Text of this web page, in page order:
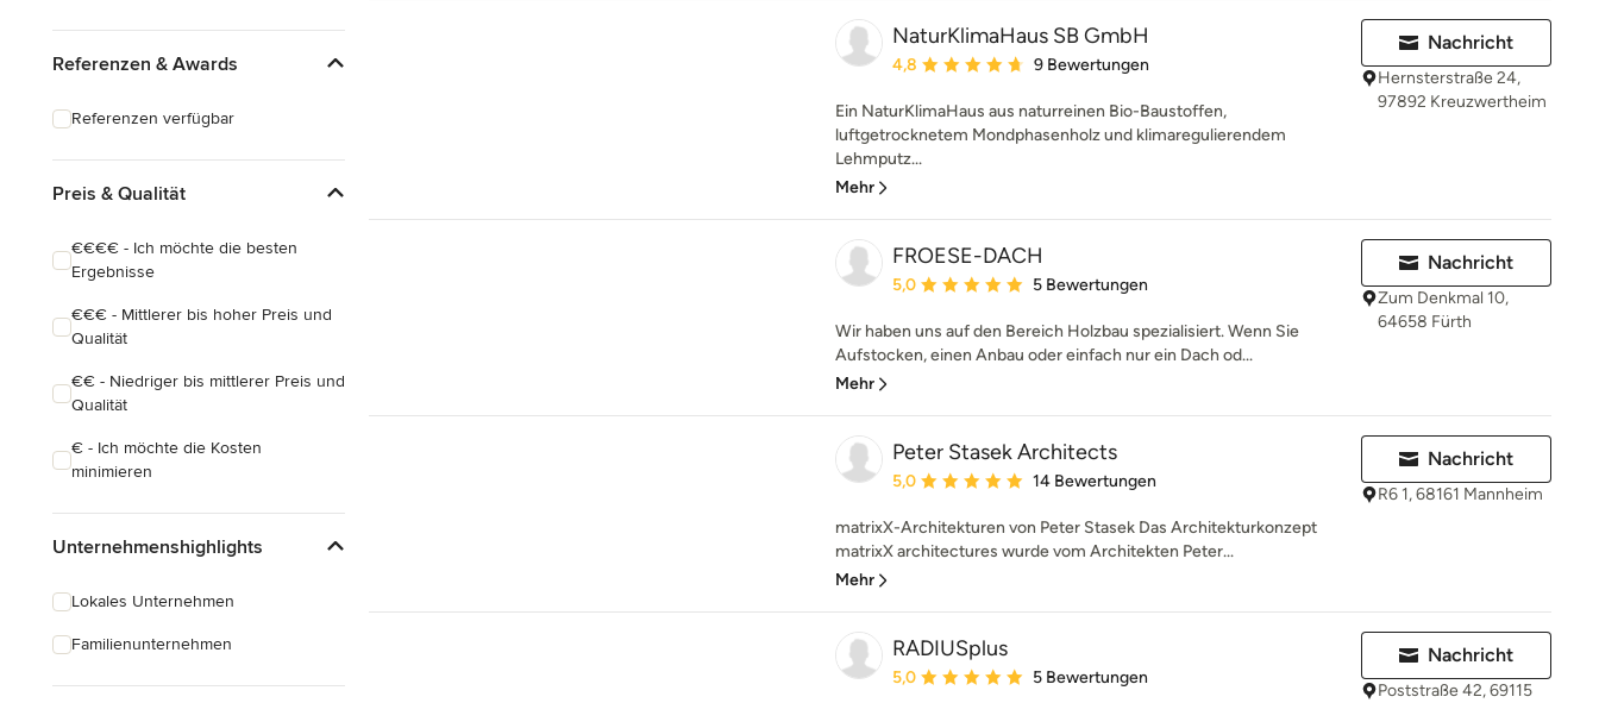
Alle anzeigen
Referenzen & Awards
Referenzen verfügbar
Preis & Qualität
€€€€ - Ich möchte die besten
Ergebnisse
€€€ - Mittlerer bis hoher Preis und
Qualität
€€ - Niedriger bis mittlerer Preis und
Qualität
€ - Ich möchte die Kosten
minimieren
Unternehmenshighlights
Lokales Unternehmen
Familienunternehmen
NaturKlimaHaus SB GmbH
Durchschnittliche Bewertung: 4.8 von 5 Sternen
4,8 9 Bewertungen
Ein NaturKlimaHaus aus naturreinen Bio-Baustoffen,
luftgetrocknetem Mondphasenholz und klimaregulierendem
Lehmputz...
Mehr
Nachricht
Hernsterstraße 24,
97892 Kreuzwertheim
FROESE-DACH
Durchschnittliche Bewertung: 5 von 5 Sternen
5,0 5 Bewertungen
Wir haben uns auf den Bereich Holzbau spezialisiert. Wenn Sie
Aufstocken, einen Anbau oder einfach nur ein Dach od...
Mehr
Nachricht
Zum Denkmal 10,
64658 Fürth
Peter Stasek Architects
Durchschnittliche Bewertung: 5 von 5 Sternen
5,0 14 Bewertungen
matrixX-Architekturen von Peter Stasek Das Architekturkonzept
matrixX architectures wurde vom Architekten Peter...
Mehr
Nachricht
R6 1, 68161 Mannheim
RADIUSplus
Durchschnittliche Bewertung: 5 von 5 Sternen
5,0 5 Bewertungen
Nachricht
Poststraße 42, 69115